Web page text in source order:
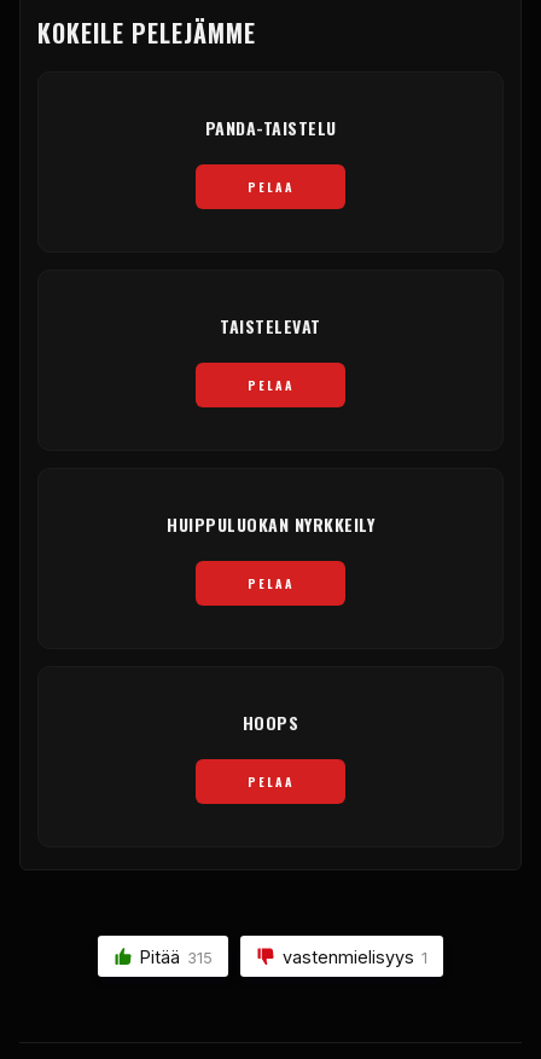
KOKEILE PELEJÄMME
PANDA-TAISTELU
PELAA
TAISTELEVAT
PELAA
HUIPPULUOKAN NYRKKEILY
PELAA
HOOPS
PELAA
Pitää 315 vastenmielisyys 1